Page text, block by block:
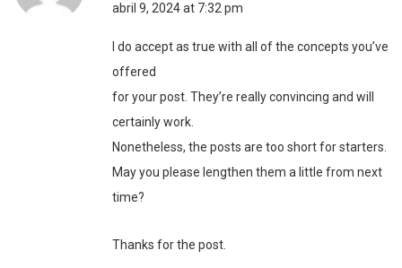
abril 9, 2024 at 7:32 pm
I do accept as true with all of the concepts you’ve
offered
for your post. They’re really convincing and will
certainly work.
Nonetheless, the posts are too short for starters.
May you please lengthen them a little from next
time?
Thanks for the post.